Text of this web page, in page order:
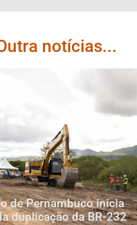
notícias...
de Pernambuco inicia
duplicação da BR-232